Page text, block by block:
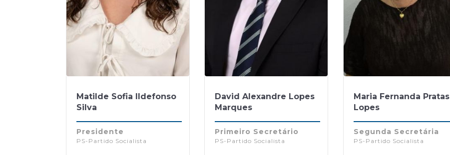
Matilde Sofia Ildefonso
Silva
Presidente
PS-Partido Socialista
David Alexandre Lopes
Marques
Primeiro Secretário
PS-Partido Socialista
Maria Fernanda Pratas
Lopes
Segunda Secretária
PS-Partido Socialista